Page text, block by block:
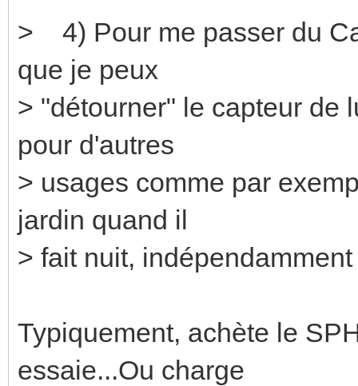
> 4) Pour me passer du
que je peux
> "détourner" le capteur de
pour d'autres
> usages comme par
jardin quand il
> fait nuit,
Typiquement, achète le
essaie...Ou charge